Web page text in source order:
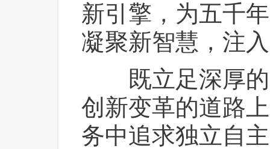
新引擎，为五千
凝聚新智慧，注
既立足深厚的
创新变革的道路
务中追求独立自